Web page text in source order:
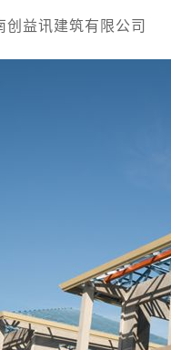
益讯建筑有限公司